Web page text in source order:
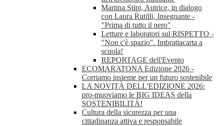
Martina Stipi, Autrice, in dialogo
con Laura Rutilli, Insegnante -
"Prima di tutto il nero"
Letture e laboratori sul RISPETTO -
"Non c'è spazio". Imbrattacarta a
scuola!
REPORTAGE dell'Evento
ECOMARATONA Edizione 2026 -
Corriamo insieme per un futuro sostenibile
LA NOVITÀ DELL'EDIZIONE 2026:
pro-muoviamo le BIG IDEAS della
SOSTENIBILITÀ!
Cultura della sicurezza per una
cittadinanza attiva e responsabile